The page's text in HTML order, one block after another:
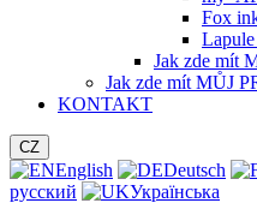
Fox
Jak zde mít
Jak zde mít MŮJ
KONTAKT
CZ
English Deutsch
русский
Українська